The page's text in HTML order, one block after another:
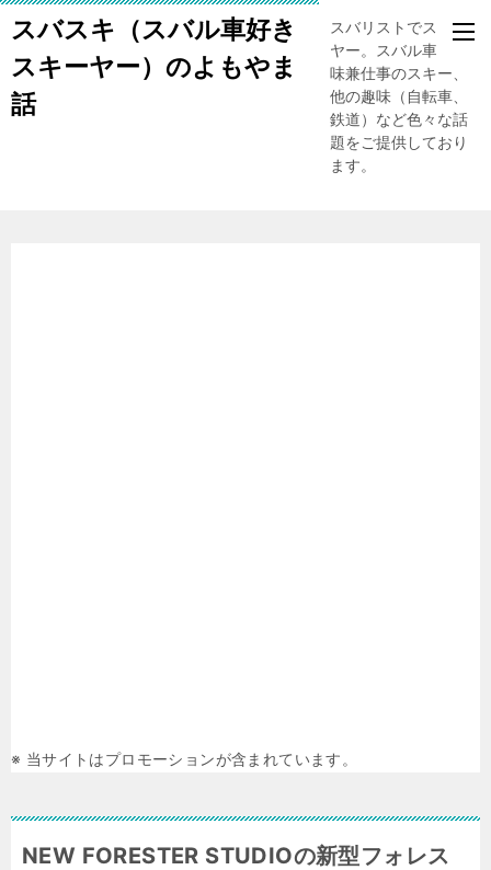
スバスキ（スバル車好き
スキーヤー）のよもやま
話
スバリストでスキー
ヤー。スバル車、趣
味兼仕事のスキー、
他の趣味（自転車、
鉄道）など色々な話
題をご提供しており
ます。
※ 当サイトはプロモーションが含まれています。
NEW FORESTER STUDIOの新型フォレス